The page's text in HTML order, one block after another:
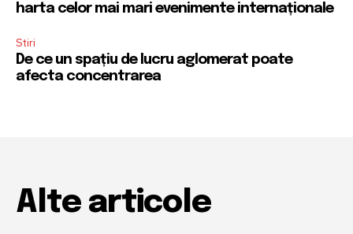
harta celor mai mari evenimente internaționale
Stiri
De ce un spațiu de lucru aglomerat poate
afecta concentrarea
Alte articole